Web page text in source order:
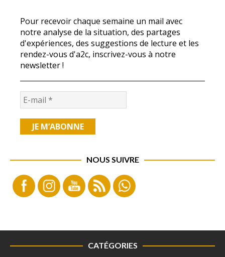
Pour recevoir chaque semaine un mail avec
notre analyse de la situation, des partages
d'expériences, des suggestions de lecture et les
rendez-vous d'a2c, inscrivez-vous à notre
newsletter !
NOUS SUIVRE
CATÉGORIES